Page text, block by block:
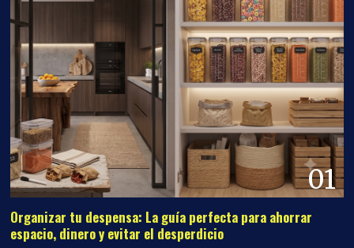
Organizar tu despensa: La guía perfecta para ahorrar
espacio, dinero y evitar el desperdicio